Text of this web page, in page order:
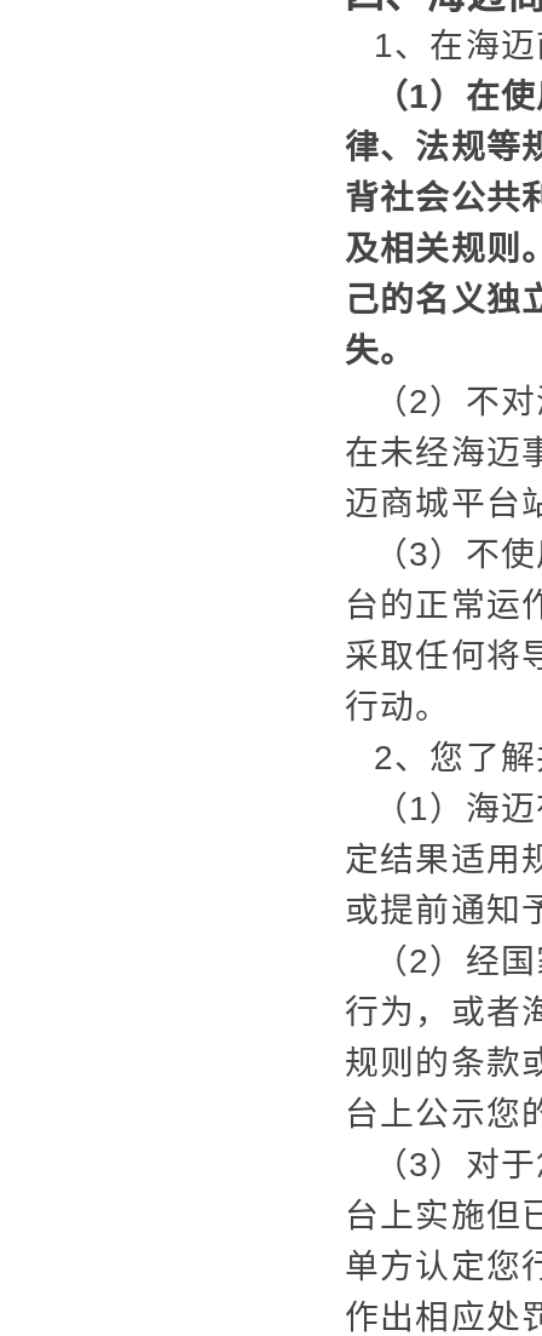
1、在海
（1）在
律、法规等
背社会公共
及相关规则
己的名义独
失。
（2）不
在未经海迈
迈商城平台
（3）不
台的正常运
采取任何将
行动。
2、您了
（1）海
定结果适用
或提前通知
（2）经
行为，或者
规则的条款
台上公示您
（3）对
台上实施但
单方认定您
作出相应处